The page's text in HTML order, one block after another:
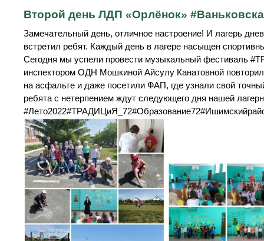
Второй день ЛДП «Орлёнок»
Замечательный день, отличное настроение! И лагерь
встретил ребят. Каждый день в лагере насыщен
Сегодня мы успели провести музыкальный фестиваль
инспектором ОДН Мошкиной Айсулу Канатовной
на асфальте и даже посетили ФАП, где узнали свой
ребята с нетерпением ждут следующего дня нашей